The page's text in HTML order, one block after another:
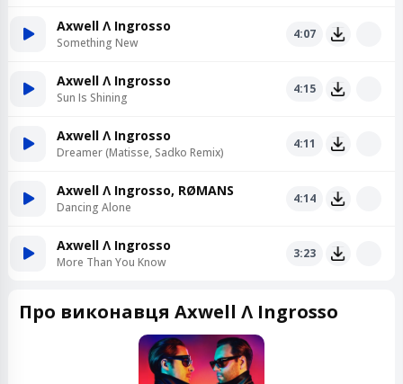
Axwell Ʌ Ingrosso
Something New
4:07
Axwell Ʌ Ingrosso
Sun Is Shining
4:15
Axwell Ʌ Ingrosso
Dreamer (Matisse, Sadko Remix)
4:11
Axwell Ʌ Ingrosso, RØMANS
Dancing Alone
4:14
Axwell Ʌ Ingrosso
More Than You Know
3:23
Про виконавця Axwell Ʌ Ingrosso